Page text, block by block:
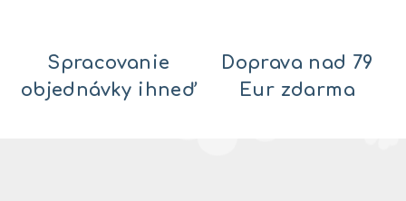
Spracovanie
objednávky ihneď
Doprava nad 79
Eur zdarma